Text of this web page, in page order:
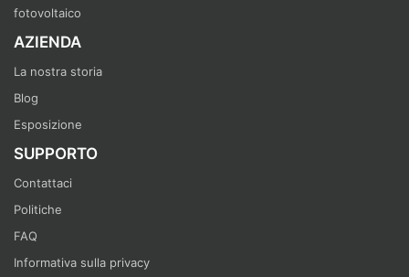
fotovoltaico
AZIENDA
La nostra storia
Blog
Esposizione
SUPPORTO
Contattaci
Politiche
FAQ
Informativa sulla privacy